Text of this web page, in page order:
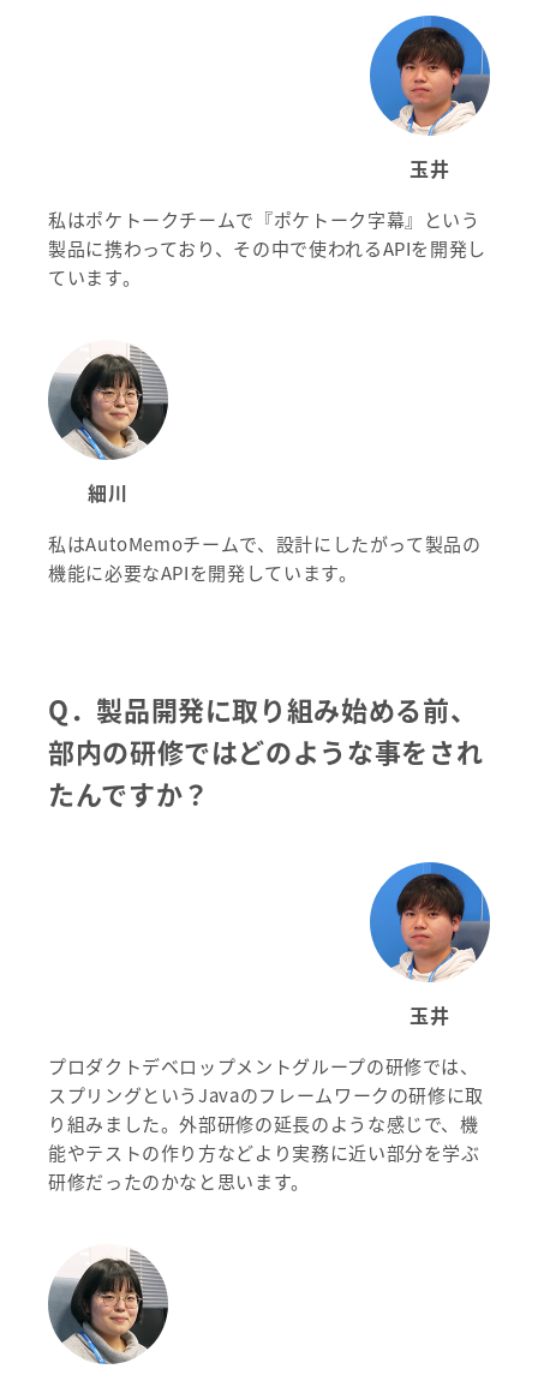
玉井
私はポケトークチームで『ポケトーク字幕』という
製品に携わっており、その中で使われるAPIを開発し
ています。
細川
私はAutoMemoチームで、設計にしたがって製品の
機能に必要なAPIを開発しています。
Q． 製品開発に取り組み始める前、
部内の研修ではどのような事をされ
たんですか？
玉井
プロダクトデベロップメントグループの研修では、
スプリングというJavaのフレームワークの研修に取
り組みました。外部研修の延長のような感じで、機
能やテストの作り方などより実務に近い部分を学ぶ
研修だったのかなと思います。